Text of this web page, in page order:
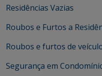
Residências Vazias
Roubos e Furtos a
Roubos e furtos de
Segurança em